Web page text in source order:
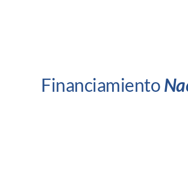
Financiamiento